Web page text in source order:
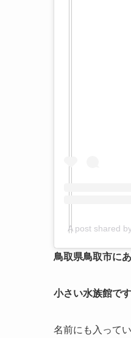
A post shared
鳥取県鳥取市に
小さい水族館で
名前にも入って